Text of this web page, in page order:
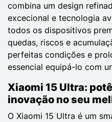
combina um design
excecional e tecnologia
todos os dispositivos
quedas, riscos e
perfeitas condições e
essencial equipá-lo com
Xiaomi 15 Ultra:
inovação no seu
O Xiaomi 15 Ultra é um